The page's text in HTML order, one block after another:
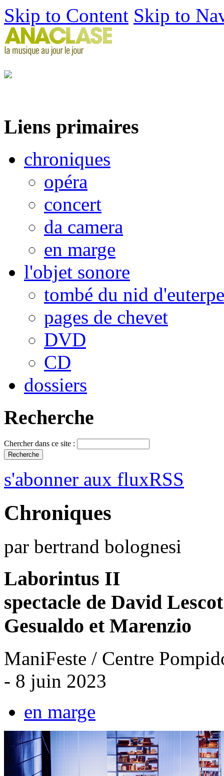
Skip to Content Skip to
Liens primaires
chroniques
opéra
concert
da camera
en marge
l'objet sonore
tombé du nid d'euterpe
pages de chevet
DVD
CD
dossiers
Recherche
Chercher dans ce site :
s'abonner aux fluxRSS
Chroniques
par bertrand bolognesi
Laborintus II
spectacle de David
Gesualdo et Marenzio
ManiFeste / Centre
- 8 juin 2023
en marge